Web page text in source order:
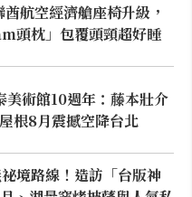
航空經濟艙座椅升級，
頭枕」包覆頭頸超好睡
美術館10週年：藤本壯介
根8月震撼空降台北
境路線！造訪「台版神